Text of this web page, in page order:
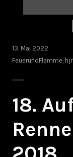
13. Mai 2022
FeuerundFlamme
18.